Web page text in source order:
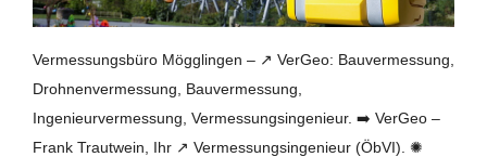
Vermessungsbüro Mögglingen – ↗️ VerGeo: Bauvermessung,
Drohnenvermessung, Bauvermessung,
Ingenieurvermessung, Vermessungsingenieur. ➡️ VerGeo –
Frank Trautwein, Ihr ↗️ Vermessungsingenieur (ÖbVI). ✺